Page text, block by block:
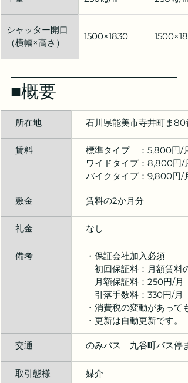
シャッター開口
（横幅×高さ）
1500×1830
■概要
所在地 石川県能美市寺井町ま80
賃料
標準タイプ　：5,800円/
ワイドタイプ：8,800円/
バイクタイプ：9,800円/
敷金 賃料の2か月分
礼金 なし
備考
・保証会社加入必須
初回保証料：月額賃料
月額保証料：250円/月（
引落手数料：330円/月（
・消費税の変動があって
・更新は自動更新です。
交通 のみバス　九谷町バス停
取引態様 媒介